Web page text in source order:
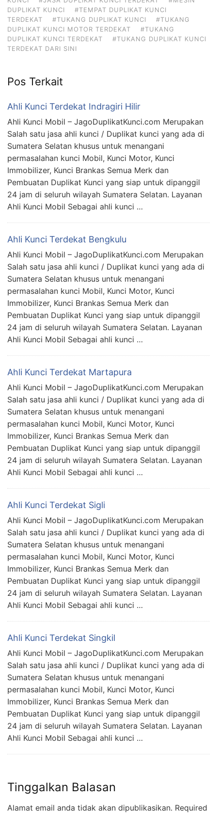
DUPLIKAT KUNCI
#TEMPAT DUPLIKAT KUNCI
TERDEKAT
#TUKANG DUPLIKAT KUNCI
#TUKANG
DUPLIKAT KUNCI MOTOR TERDEKAT
#TUKANG
DUPLIKAT KUNCI TERDEKAT
#TUKANG DUPLIKAT KUNCI
TERDEKAT DARI SINI
Pos Terkait
Ahli Kunci Terdekat Indragiri Hilir
Ahli Kunci Mobil – JagoDuplikatKunci.com Merupakan
Salah satu jasa ahli kunci / Duplikat kunci yang ada di
Sumatera Selatan khusus untuk menangani
permasalahan kunci Mobil, Kunci Motor, Kunci
Immobilizer, Kunci Brankas Semua Merk dan
Pembuatan Duplikat Kunci yang siap untuk dipanggil
24 jam di seluruh wilayah Sumatera Selatan. Layanan
Ahli Kunci Mobil Sebagai ahli kunci …
Ahli Kunci Terdekat Bengkulu
Ahli Kunci Mobil – JagoDuplikatKunci.com Merupakan
Salah satu jasa ahli kunci / Duplikat kunci yang ada di
Sumatera Selatan khusus untuk menangani
permasalahan kunci Mobil, Kunci Motor, Kunci
Immobilizer, Kunci Brankas Semua Merk dan
Pembuatan Duplikat Kunci yang siap untuk dipanggil
24 jam di seluruh wilayah Sumatera Selatan. Layanan
Ahli Kunci Mobil Sebagai ahli kunci …
Ahli Kunci Terdekat Martapura
Ahli Kunci Mobil – JagoDuplikatKunci.com Merupakan
Salah satu jasa ahli kunci / Duplikat kunci yang ada di
Sumatera Selatan khusus untuk menangani
permasalahan kunci Mobil, Kunci Motor, Kunci
Immobilizer, Kunci Brankas Semua Merk dan
Pembuatan Duplikat Kunci yang siap untuk dipanggil
24 jam di seluruh wilayah Sumatera Selatan. Layanan
Ahli Kunci Mobil Sebagai ahli kunci …
Ahli Kunci Terdekat Sigli
Ahli Kunci Mobil – JagoDuplikatKunci.com Merupakan
Salah satu jasa ahli kunci / Duplikat kunci yang ada di
Sumatera Selatan khusus untuk menangani
permasalahan kunci Mobil, Kunci Motor, Kunci
Immobilizer, Kunci Brankas Semua Merk dan
Pembuatan Duplikat Kunci yang siap untuk dipanggil
24 jam di seluruh wilayah Sumatera Selatan. Layanan
Ahli Kunci Mobil Sebagai ahli kunci …
Ahli Kunci Terdekat Singkil
Ahli Kunci Mobil – JagoDuplikatKunci.com Merupakan
Salah satu jasa ahli kunci / Duplikat kunci yang ada di
Sumatera Selatan khusus untuk menangani
permasalahan kunci Mobil, Kunci Motor, Kunci
Immobilizer, Kunci Brankas Semua Merk dan
Pembuatan Duplikat Kunci yang siap untuk dipanggil
24 jam di seluruh wilayah Sumatera Selatan. Layanan
Ahli Kunci Mobil Sebagai ahli kunci …
Tinggalkan Balasan
Alamat email anda tidak akan dipublikasikan. Required